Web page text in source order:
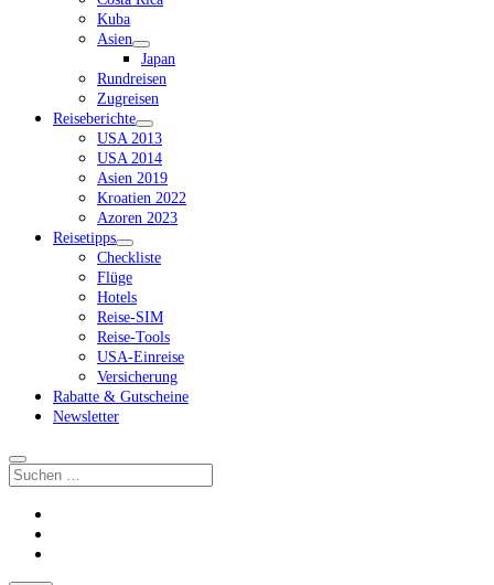
Kuba
Asien
Dropdown-
Menü
öffnen
Japan
Rundreisen
Zugreisen
Reiseberichte
Dropdown-
Menü
öffnen
USA 2013
USA 2014
Asien 2019
Kroatien 2022
Azoren 2023
Reisetipps
Dropdown-
Menü
öffnen
Checkliste
Flüge
Hotels
Reise-SIM
Reise-Tools
USA-Einreise
Versicherung
Rabatte & Gutscheine
Newsletter
Suchen